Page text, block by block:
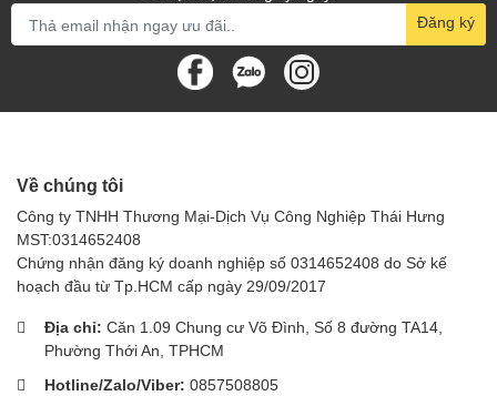
Đăng ký
Về chúng tôi
Công ty TNHH Thương Mại-Dịch Vụ Công Nghiệp Thái Hưng
MST:0314652408
Chứng nhận đăng ký doanh nghiệp số 0314652408 do Sở kế
hoạch đầu từ Tp.HCM cấp ngày 29/09/2017
Địa chỉ: Căn 1.09 Chung cư Võ Đình, Số 8 đường TA14,
Phường Thới An, TPHCM
Hotline/Zalo/Viber: 0857508805